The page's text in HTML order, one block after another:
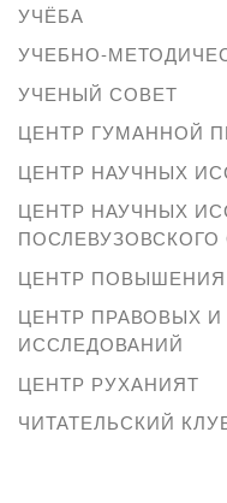
УЧЁБА
УЧЕБНО-
УЧЕНЫЙ СОВЕТ
ЦЕНТР ГУМАННОЙ
ЦЕНТР НАУЧНЫХ
ЦЕНТР НАУЧНЫХ
ЦЕНТР
ЦЕНТР ПРАВОВЫХ
ИССЛЕДОВАНИЙ
ЦЕНТР РУХАНИЯТ
ЧИТАТЕЛЬСКИЙ